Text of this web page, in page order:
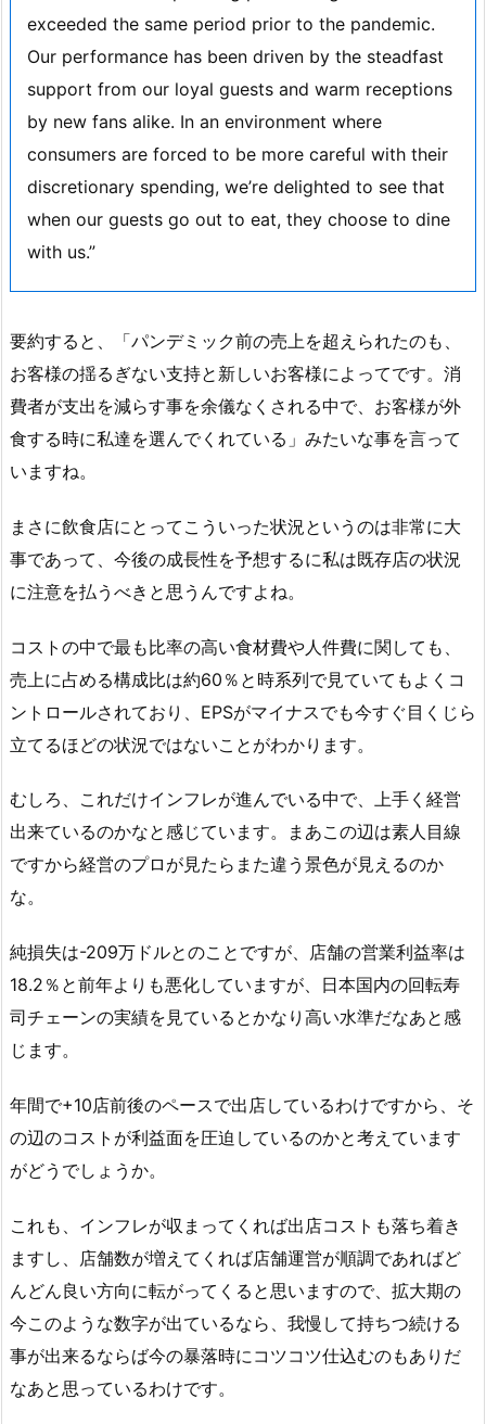
exceeded the same period prior to the pandemic.
Our performance has been driven by the steadfast
support from our loyal guests and warm receptions
by new fans alike. In an environment where
consumers are forced to be more careful with their
discretionary spending, we’re delighted to see that
when our guests go out to eat, they choose to dine
with us.”
要約すると、「パンデミック前の売上を超えられたのも、
お客様の揺るぎない支持と新しいお客様によってです。消
費者が支出を減らす事を余儀なくされる中で、お客様が外
食する時に私達を選んでくれている」みたいな事を言って
いますね。
まさに飲食店にとってこういった状況というのは非常に大
事であって、今後の成長性を予想するに私は既存店の状況
に注意を払うべきと思うんですよね。
コストの中で最も比率の高い食材費や人件費に関しても、
売上に占める構成比は約60％と時系列で見ていてもよくコ
ントロールされており、EPSがマイナスでも今すぐ目くじら
立てるほどの状況ではないことがわかります。
むしろ、これだけインフレが進んでいる中で、上手く経営
出来ているのかなと感じています。まあこの辺は素人目線
ですから経営のプロが見たらまた違う景色が見えるのか
な。
純損失は-209万ドルとのことですが、店舗の営業利益率は
18.2％と前年よりも悪化していますが、日本国内の回転寿
司チェーンの実績を見ているとかなり高い水準だなあと感
じます。
年間で+10店前後のペースで出店しているわけですから、そ
の辺のコストが利益面を圧迫しているのかと考えています
がどうでしょうか。
これも、インフレが収まってくれば出店コストも落ち着き
ますし、店舗数が増えてくれば店舗運営が順調であればど
んどん良い方向に転がってくると思いますので、拡大期の
今このような数字が出ているなら、我慢して持ちつ続ける
事が出来るならば今の暴落時にコツコツ仕込むのもありだ
なあと思っているわけです。